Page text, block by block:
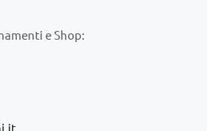
e Shop: